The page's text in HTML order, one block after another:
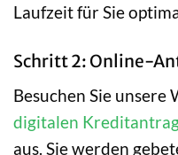
Laufzeit für Sie
Schritt 2: Online-
Besuchen Sie unsere
digitalen
aus. Sie werden